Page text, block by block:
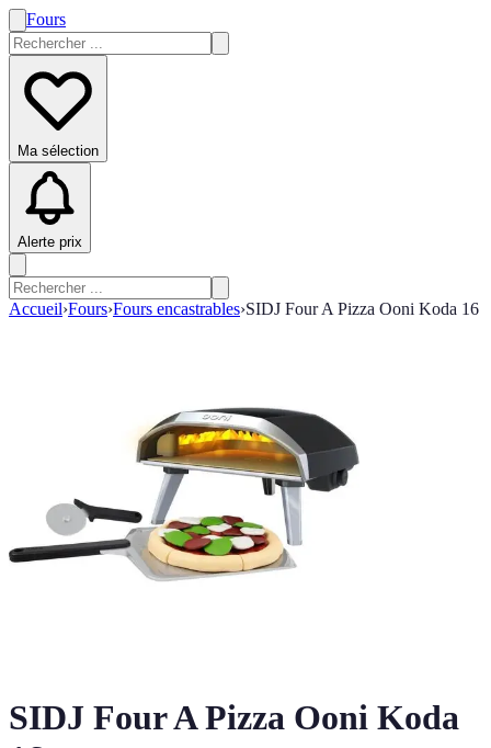
Fours
Ma sélection
Alerte prix
Accueil›Fours›Fours encastrables›SIDJ Four A Pizza Ooni Koda 16
SIDJ Four A Pizza Ooni Koda